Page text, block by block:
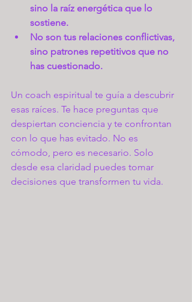
sino la raíz energética que lo
sostiene.
No son tus relaciones conflictivas,
sino patrones repetitivos que no
has cuestionado.
Un coach espiritual te guía a descubrir
esas raíces. Te hace preguntas que
despiertan conciencia y te confrontan
con lo que has evitado. No es
cómodo, pero es necesario. Solo
desde esa claridad puedes tomar
decisiones que transformen tu vida.